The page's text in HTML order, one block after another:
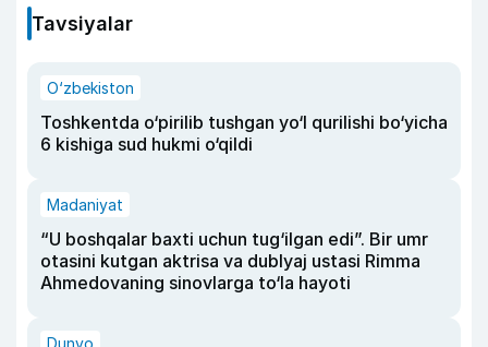
Tavsiyalar
O‘zbekiston
Toshkentda o‘pirilib tushgan yo‘l qurilishi bo‘yicha
6 kishiga sud hukmi o‘qildi
Madaniyat
“U boshqalar baxti uchun tug‘ilgan edi”. Bir umr
otasini kutgan aktrisa va dublyaj ustasi Rimma
Ahmedovaning sinovlarga to‘la hayoti
Dunyo